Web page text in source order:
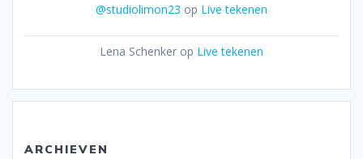
@studiolimon23 op Live tekenen
Lena Schenker op Live tekenen
ARCHIEVEN